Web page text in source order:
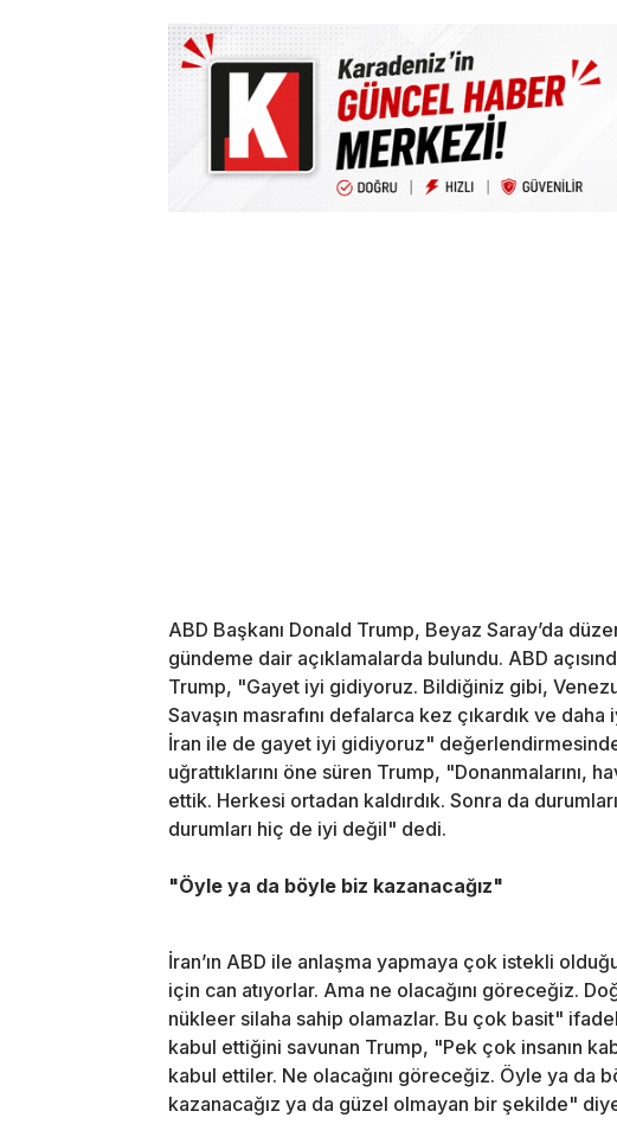
ABD Başkanı Donald Trump, Beyaz Saray’da
gündeme dair açıklamalarda bulundu. ABD
Trump, "Gayet iyi gidiyoruz. Bildiğiniz gibi,
Savaşın masrafını defalarca kez çıkardık ve
İran ile de gayet iyi gidiyoruz" değerlendirmesinde
uğrattıklarını öne süren Trump, "Donanmalarını,
ettik. Herkesi ortadan kaldırdık. Sonra da
durumları hiç de iyi değil" dedi.
"Öyle ya da böyle biz kazanacağız"
İran’ın ABD ile anlaşma yapmaya çok istekli
için can atıyorlar. Ama ne olacağını göreceğiz.
nükleer silaha sahip olamazlar. Bu çok basit"
kabul ettiğini savunan Trump, "Pek çok insanın
kabul ettiler. Ne olacağını göreceğiz. Öyle ya da
kazanacağız ya da güzel olmayan bir şekilde"